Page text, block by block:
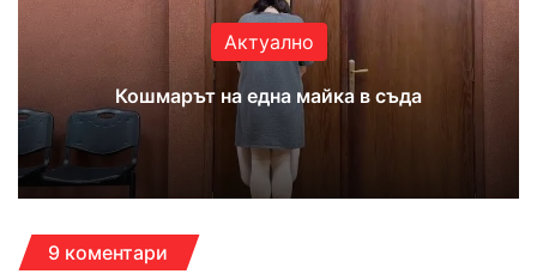
Актуално
Кошмарът на една майка в съда
9 коментари